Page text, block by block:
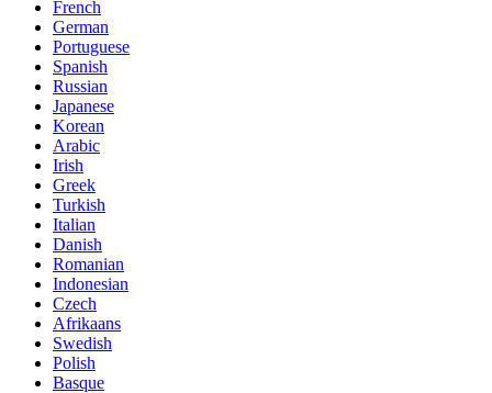
French
German
Portuguese
Spanish
Russian
Japanese
Korean
Arabic
Irish
Greek
Turkish
Italian
Danish
Romanian
Indonesian
Czech
Afrikaans
Swedish
Polish
Basque